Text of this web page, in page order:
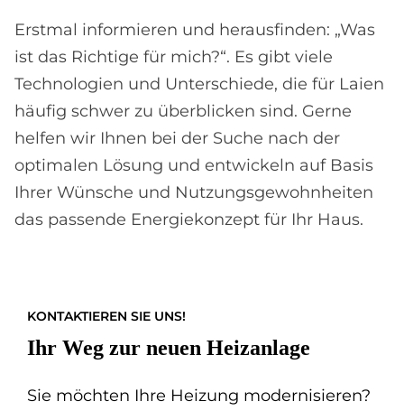
Erstmal informieren und herausfinden: „Was
ist das Richtige für mich?“. Es gibt viele
Technologien und Unterschiede, die für Laien
häufig schwer zu überblicken sind. Gerne
helfen wir Ihnen bei der Suche nach der
optimalen Lösung und entwickeln auf Basis
Ihrer Wünsche und Nutzungsgewohnheiten
das passende Energiekonzept für Ihr Haus.
KONTAKTIEREN SIE UNS!
Ihr Weg zur neuen Heizanlage
Sie möchten Ihre Heizung modernisieren?